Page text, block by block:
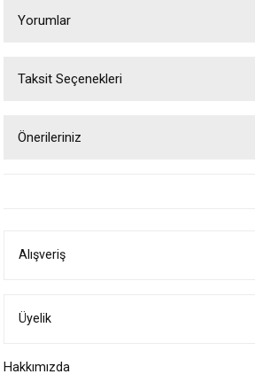
Yorumlar
Taksit Seçenekleri
Önerileriniz
Ürün bilgilerinde hatalar bulunuyor.
Bu ürüne benzer farklı alternatifler olmalı.
Alışveriş
Üyelik
Hakkımızda